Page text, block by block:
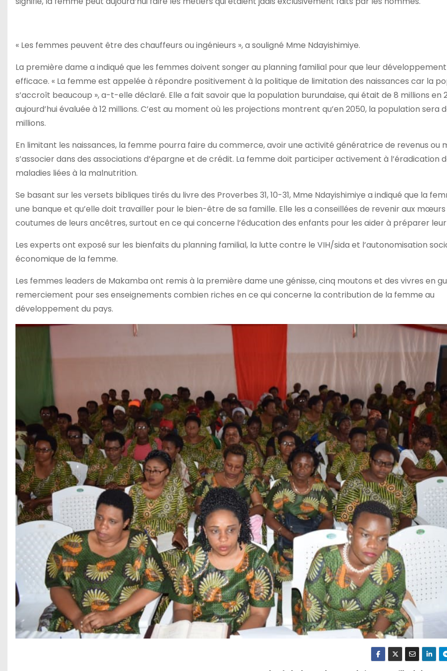
« Les femmes peuvent être des chauffeurs ou ingénieurs », a souligné Mme Ndayishimiye.
La première dame a indiqué que les femmes doivent songer au planning familial pour que leur
efficace. « La femme est appelée à répondre positivement à la politique de limitation des naissances car la
s’accroît beaucoup », a-t-elle déclaré. Elle a fait savoir que la population burundaise, qui était de 8 millions en
aujourd’hui évaluée à 12 millions. C’est au moment où les projections montrent qu’en 2050, la population sera
millions.
En limitant les naissances, la femme pourra faire du commerce, avoir une activité génératrice de revenus ou
s’associer dans des associations d’épargne et de crédit. La femme doit participer activement à l’éradication
maladies liées à la malnutrition.
Se basant sur les versets bibliques tirés du livre des Proverbes 31, 10-31, Mme Ndayishimiye a indiqué que la
une banque et qu’elle doit travailler pour le bien-être de sa famille. Elle les a conseillées de revenir aux
coutumes de leurs ancêtres, surtout en ce qui concerne l’éducation des enfants pour les aider à préparer
Les experts ont exposé sur les bienfaits du planning familial, la lutte contre le VIH/sida et l’autonomisation
économique de la femme.
Les femmes leaders de Makamba ont remis à la première dame une génisse, cinq moutons et des vivres en
remerciement pour ses enseignements combien riches en ce qui concerne la contribution de la femme au
développement du pays.